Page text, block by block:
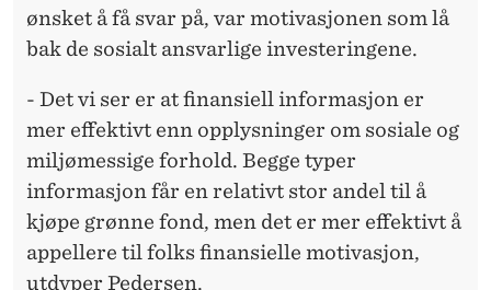
ønsket å få svar på, var motivasjonen som lå
bak de sosialt ansvarlige investeringene.
- Det vi ser er at finansiell informasjon er
mer effektivt enn opplysninger om sosiale og
miljømessige forhold. Begge typer
informasjon får en relativt stor andel til å
kjøpe grønne fond, men det er mer effektivt å
appellere til folks finansielle motivasjon,
utdyper Pedersen.